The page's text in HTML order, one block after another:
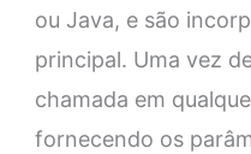
ou Java, e são
principal. Uma vez
chamada em
fornecendo os